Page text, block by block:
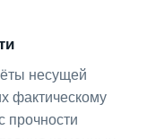
несущей
фактическому
прочности